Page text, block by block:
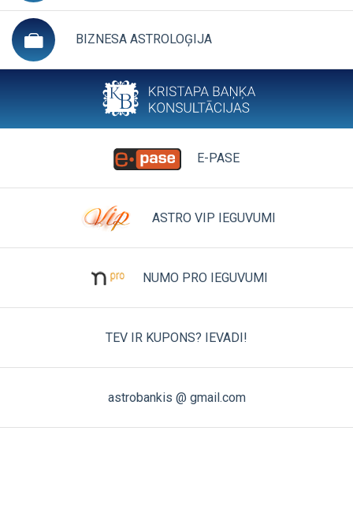
BIZNESA ASTROLOĢIJA
E-PASE
ASTRO VIP IEGUVUMI
NUMO PRO IEGUVUMI
TEV IR KUPONS? IEVADI!
astrobankis @ gmail.com